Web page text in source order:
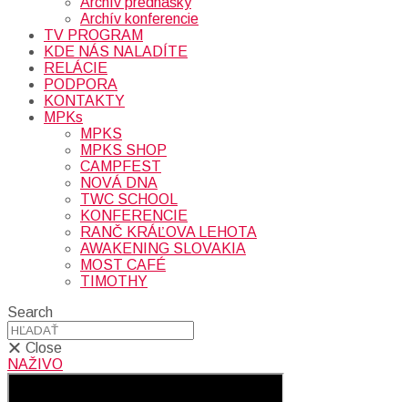
Archív konferencie
TV PROGRAM
KDE NÁS NALADÍTE
RELÁCIE
PODPORA
KONTAKTY
MPKs
MPKS
MPKS SHOP
CAMPFEST
NOVÁ DNA
TWC SCHOOL
KONFERENCIE
RANČ KRÁĽOVA LEHOTA
AWAKENING SLOVAKIA
MOST CAFÉ
TIMOTHY
Search
Close
NAŽIVO